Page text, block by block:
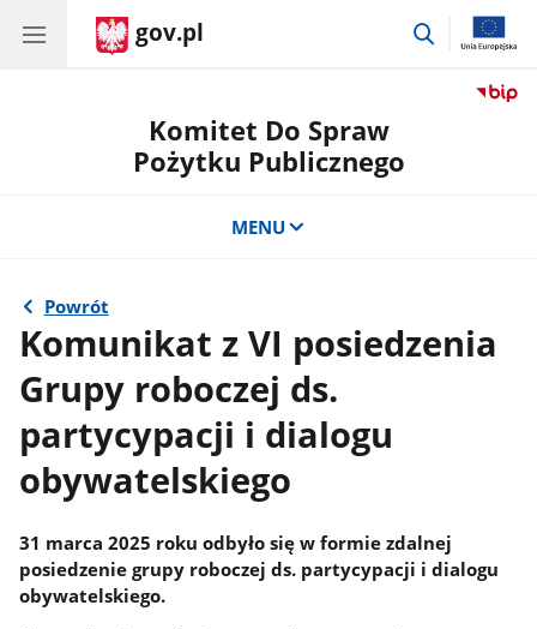
gov.pl
przejdź
Komitet Do Spraw
Pożytku Publicznego
MENU
Powrót
Komunikat z VI posiedzenia
Grupy roboczej ds.
partycypacji i dialogu
obywatelskiego
31 marca 2025 roku odbyło się w formie zdalnej
posiedzenie grupy roboczej ds. partycypacji i dialogu
obywatelskiego.